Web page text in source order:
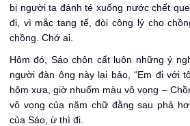
bị người ta đánh té xuống nước chết
đi, vì mắc tang tế, đòi công lý cho
chồng. Chớ ai.
Hôm đó, Sáo chôn cất luôn những ý
người đàn ông này lại bảo, “Em đi với
hôm xưa, giờ nhuốm màu vô vọng –
vô vọng của năm chữ đằng sau phả
của Sáo, ừ thì đi.